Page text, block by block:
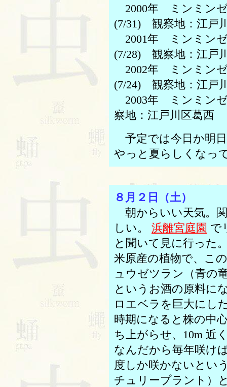
2000年 ミンミン
(7/31) 観察地：江戸
2001年 ミンミン
(7/28) 観察地：江戸
2002年 ミンミン
(7/24) 観察地：江戸
2003年 ミンミン
察地：江戸川区葛西
予定では今日か明
やっと夏らしくなっ
８月２日（土）
朝からいい天気。
しい。 浜離宮庭園 で
と聞いて見に行った
米原産の植物で、こ
ュウゼツラン（青の
というお酒の原料に
ロエベラを巨大にし
時期になると株の中
ち上がらせ、10m 近
なんだから毎年咲け
度しか咲かないとい
チュリープラント）